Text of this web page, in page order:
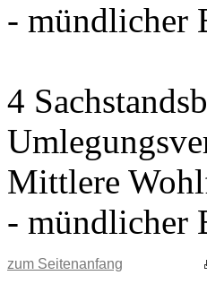
- mündlicher
4
Mittlere
- mündlicher
zum Seitenanfang